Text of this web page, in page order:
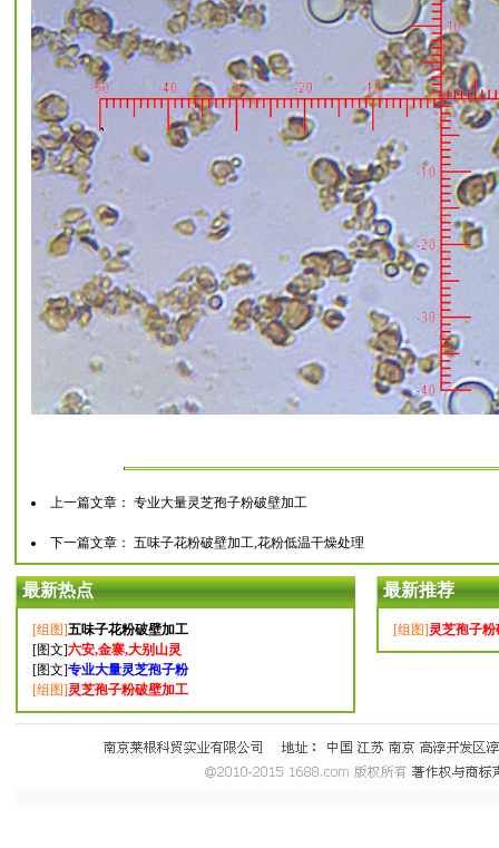
上一篇文章： 专业大量灵芝孢子粉破壁加工
下一篇文章： 五味子花粉破壁加工,花粉低温干燥处理
最新热点 最新推荐
[组图]五味子花粉破壁加工
[图文]六安,金寨,大别山灵
[图文]专业大量灵芝孢子粉
[组图]灵芝孢子粉破壁加工
[组图]灵芝孢子